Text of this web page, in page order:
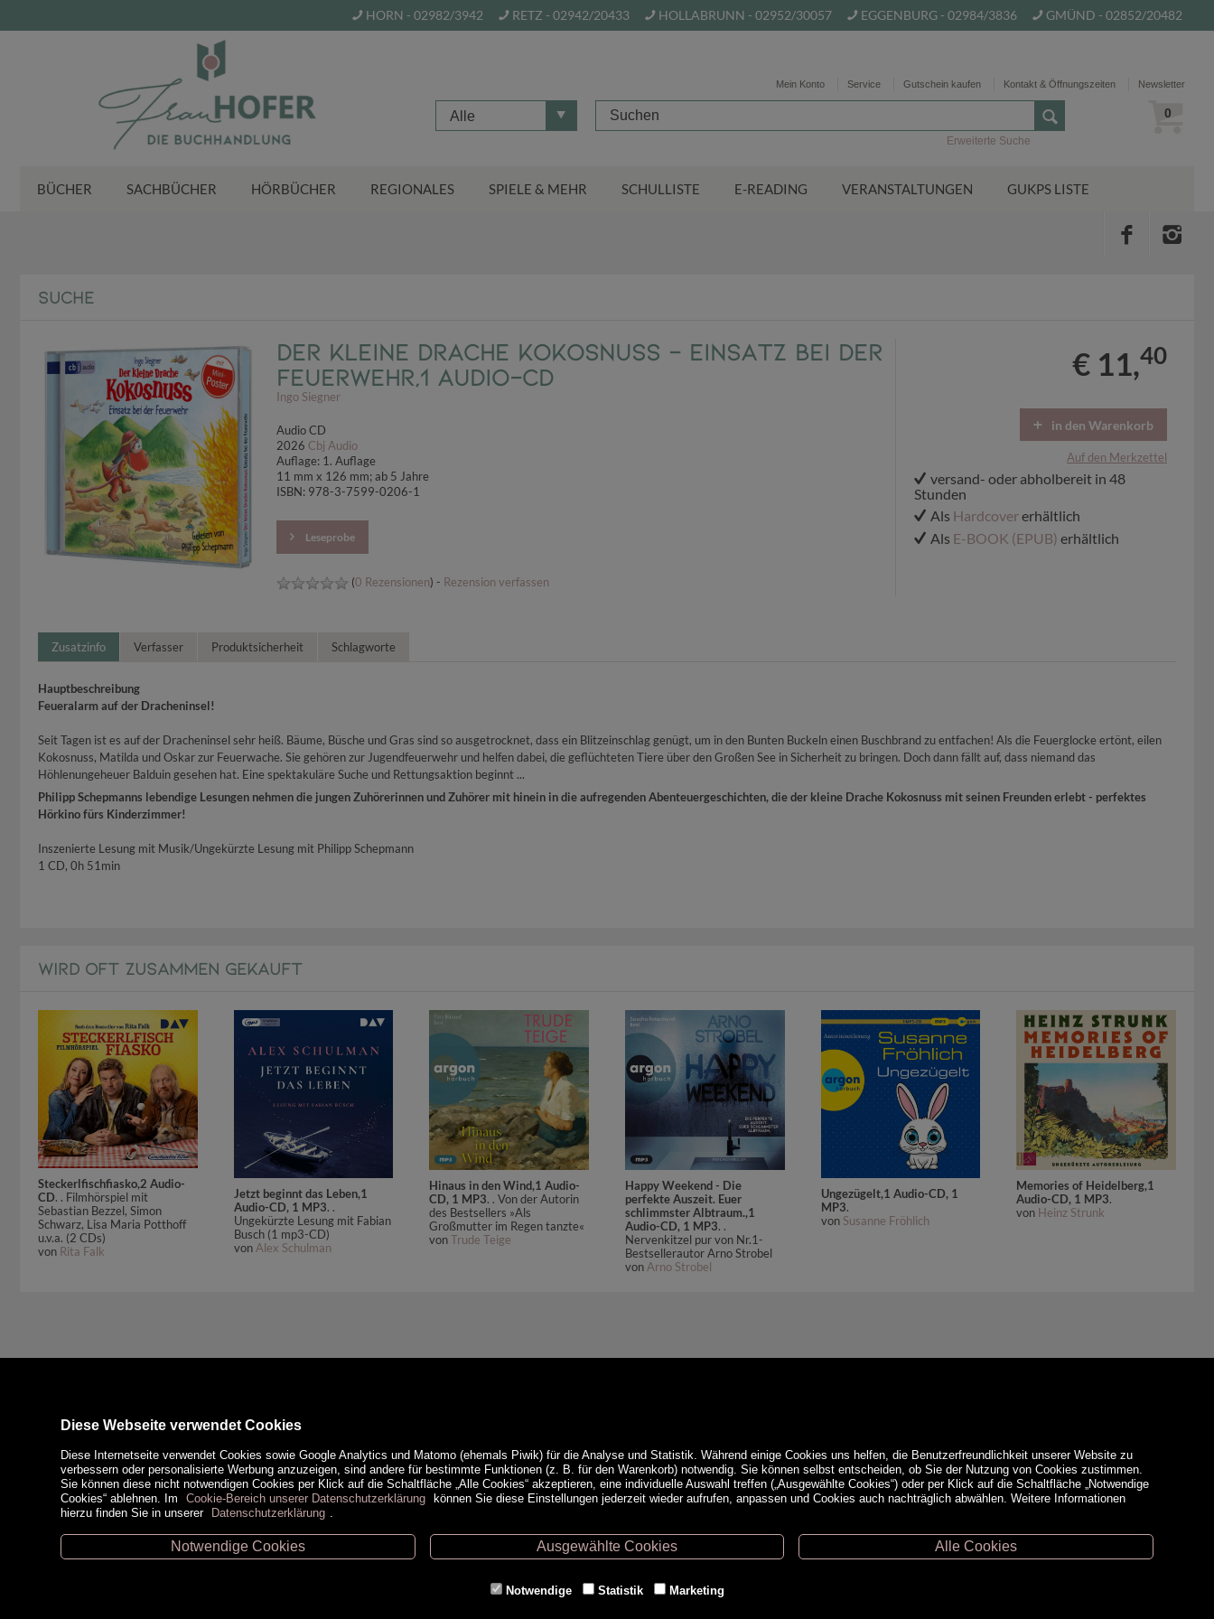
HORN - 02982/3942 RETZ - 02942/20433 HOLLABRUNN - 02952/30057 EGGENBURG - 02984/3836 GMÜND - 02852/20482
Mein Konto Service Gutschein kaufen Kontakt & Öffnungszeiten Newsletter
Alle 0
Erweiterte Suche
BÜCHER SACHBÜCHER HÖRBÜCHER REGIONALES SPIELE & MEHR SCHULLISTE E-READING VERANSTALTUNGEN GUKPS LISTE
SUCHE
Der kleine Drache Kokosnuss - Einsatz bei der
Feuerwehr,1 Audio-CD
Ingo Siegner
Audio CD
2026 Cbj Audio
Auflage: 1. Auflage
11 mm x 126 mm; ab 5 Jahre
ISBN: 978-3-7599-0206-1
Leseprobe
(0 Rezensionen) - Rezension verfassen
€ 11,40
in den Warenkorb
Auf den Merkzettel
versand- oder abholbereit in 48
Stunden
Als Hardcovererhältlich
Als E-BOOK (EPUB) erhältlich
Zusatzinfo Verfasser Produktsicherheit Schlagworte
Hauptbeschreibung
Feueralarm auf der Dracheninsel!
Seit Tagen ist es auf der Dracheninsel sehr heiß. Bäume, Büsche und Gras sind so ausgetrocknet, dass ein Blitzeinschlag genügt, um in den Bunten Buckeln einen Buschbrand zu entfachen! Als die Feuerglocke ertönt, eilen
Kokosnuss, Matilda und Oskar zur Feuerwache. Sie gehören zur Jugendfeuerwehr und helfen dabei, die geflüchteten Tiere über den Großen See in Sicherheit zu bringen. Doch dann fällt auf, dass niemand das
Höhlenungeheuer Balduin gesehen hat. Eine spektakuläre Suche und Rettungsaktion beginnt ...
Philipp Schepmanns lebendige Lesungen nehmen die jungen Zuhörerinnen und Zuhörer mit hinein in die aufregenden Abenteuergeschichten, die der kleine Drache Kokosnuss mit seinen Freunden erlebt - perfektes
Hörkino fürs Kinderzimmer!
Inszenierte Lesung mit Musik/Ungekürzte Lesung mit Philipp Schepmann
1 CD, 0h 51min
WIRD OFT ZUSAMMEN GEKAUFT
Steckerlfischfiasko,2 Audio-
CD. . Filmhörspiel mit
Sebastian Bezzel, Simon
Schwarz, Lisa Maria Potthoff
u.v.a. (2 CDs)
von Rita Falk
Jetzt beginnt das Leben,1
Audio-CD, 1 MP3. .
Ungekürzte Lesung mit Fabian
Busch (1 mp3-CD)
vonAlex Schulman
Hinaus in den Wind,1 Audio-
CD, 1 MP3. . Von der Autorin
des Bestsellers »Als
Großmutter im Regen tanzte«
vonTrude Teige
Happy Weekend - Die
perfekte Auszeit. Euer
schlimmster Albtraum.,1
Audio-CD, 1 MP3. .
Nervenkitzel pur von Nr.1-
Bestsellerautor Arno Strobel
von Arno Strobel
Ungezügelt,1 Audio-CD, 1
MP3.
von Susanne Fröhlich
Memories of Heidelberg,1
Audio-CD, 1 MP3.
von Heinz Strunk
Unsere Öffnungszeiten Zahlungsmethoden Service
Versandkosten
Diese Webseite verwendet Cookies
Diese Internetseite verwendet Cookies sowie Google Analytics und Matomo (ehemals Piwik) für die Analyse und Statistik. Während einige Cookies uns helfen, die Benutzerfreundlichkeit unserer Website zu
verbessern oder personalisierte Werbung anzuzeigen, sind andere für bestimmte Funktionen (z. B. für den Warenkorb) notwendig. Sie können selbst entscheiden, ob Sie der Nutzung von Cookies zustimmen.
Sie können diese nicht notwendigen Cookies per Klick auf die Schaltfläche „Alle Cookies“ akzeptieren, eine individuelle Auswahl treffen („Ausgewählte Cookies“) oder per Klick auf die Schaltfläche „Notwendige
Cookies“ ablehnen. Im
Cookie-Bereich unserer Datenschutzerklärung
können Sie diese Einstellungen jederzeit wieder aufrufen, anpassen und Cookies auch nachträglich abwählen. Weitere Informationen
hierzu finden Sie in unserer
Datenschutzerklärung
Notwendige Cookies Ausgewählte Cookies Alle Cookies
Notwendige Statistik Marketing